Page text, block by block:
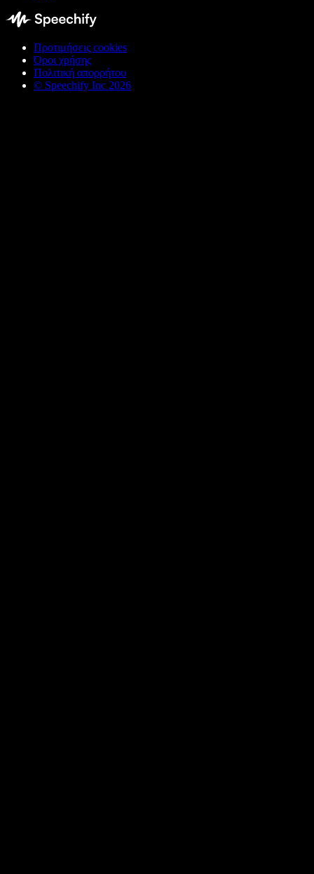
Προτιμήσεις cookies
Όροι χρήσης
Πολιτική απορρήτου
© Speechify Inc 2026